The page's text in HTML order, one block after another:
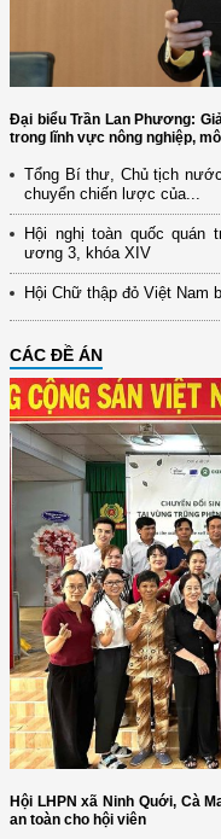
Đại biểu Trần Lan Phương:
trong lĩnh vực nông nghiệp,
Tổng Bí thư, Chủ tịch
chuyển chiến lược của...
Hội nghị toàn quốc quán
ương 3, khóa XIV
Hội Chữ thập đỏ Việt
CÁC ĐỀ ÁN
Hội LHPN xã Ninh Quới, Cà
an toàn cho hội viên